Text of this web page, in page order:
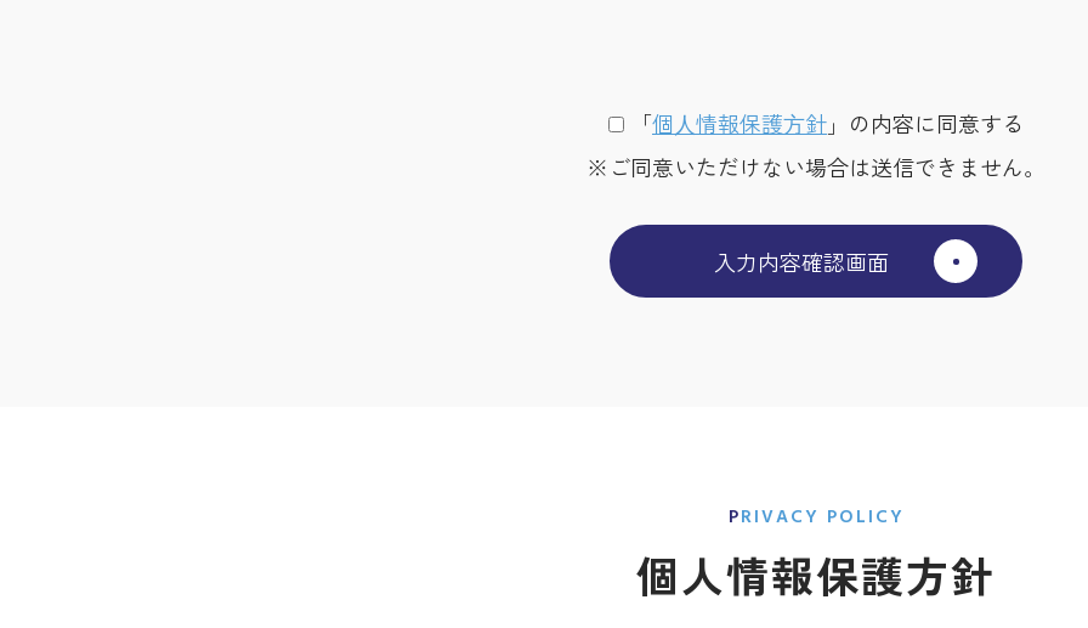
「個⼈情報保護⽅針」の内容に同意する
※ご同意いただけない場合は送信できません。
PRIVACY POLICY
個人情報保護方針